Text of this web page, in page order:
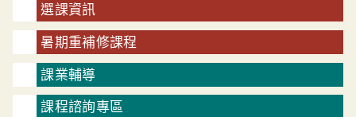
選課資訊
暑期重補修課程
課業輔導
課程諮詢專區